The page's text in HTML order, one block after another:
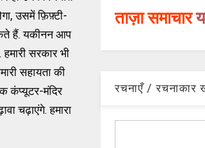
उसमें फ़िफ़्टी-
हैं. यकीनन आप
सरकार भी
सहायता की
कंप्यूटर-मंदिर
चढ़ाएंगे. हमारा
ताज़ा समाचार
रचनाएँ / रचनाकार